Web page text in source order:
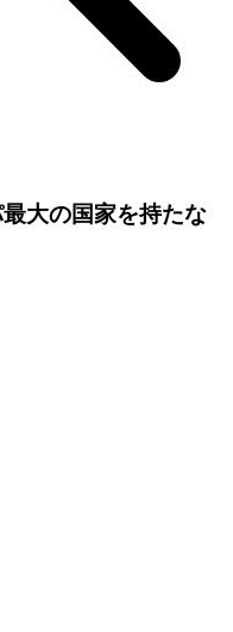
大の国家を持たな